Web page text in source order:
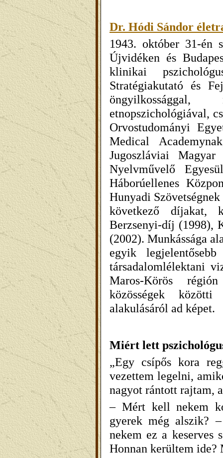
Dr. Hódi Sándor
1943. október 31-én
Újvidéken és
klinikai
Stratégiakutató és
etnopszichológiával,
Orvostudományi
Medical
Jugoszláviai
Nyelvművelő
Háborúellenes
Hunyadi
következő díjakat,
Berzsenyi-díj (1998),
(2002). Munkássága
egyik
társadalomlélektani
Maros-Körös
közösségek közötti
alakulásáról ad képet.
Miért lett
„Egy csípős kora
vezettem legelni,
nagyot rántott rajtam,
– Mért kell nekem
gyerek még alszik?
nekem ez a keserves
Honnan kerültem